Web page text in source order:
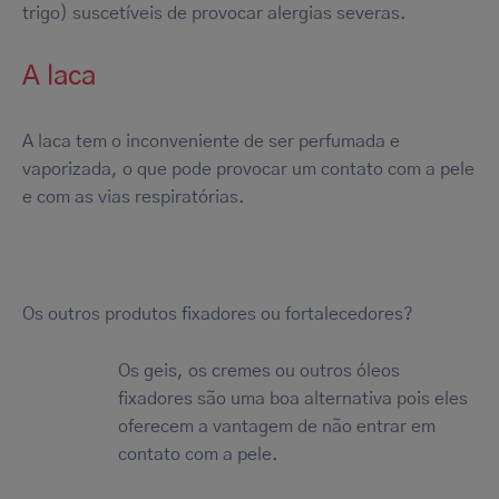
trigo) suscetíveis de provocar alergias severas.
A laca
A laca tem o inconveniente de ser perfumada e
vaporizada, o que pode provocar um contato com a pele
e com as vias respiratórias.
Os outros produtos fixadores ou fortalecedores?
Os geis, os cremes ou outros óleos
fixadores são uma boa alternativa pois eles
oferecem a vantagem de não entrar em
contato com a pele.